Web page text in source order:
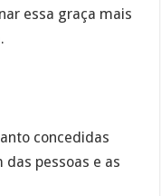
essa graça mais
concedidas
pessoas e as